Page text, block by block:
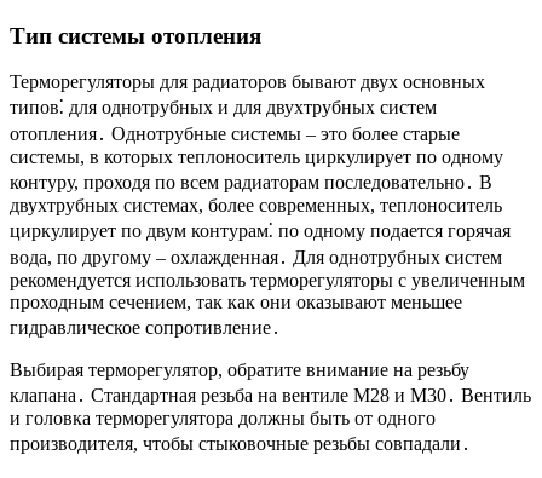
Тип системы отопления
Терморегуляторы для радиаторов бывают двух основных
типов⁚ для однотрубных и для двухтрубных систем
отопления․ Однотрубные системы – это более старые
системы, в которых теплоноситель циркулирует по одному
контуру, проходя по всем радиаторам последовательно․ В
двухтрубных системах, более современных, теплоноситель
циркулирует по двум контурам⁚ по одному подается горячая
вода, по другому – охлажденная․ Для однотрубных систем
рекомендуется использовать терморегуляторы с увеличенным
проходным сечением, так как они оказывают меньшее
гидравлическое сопротивление․
Выбирая терморегулятор, обратите внимание на резьбу
клапана․ Стандартная резьба на вентиле М28 и М30․ Вентиль
и головка терморегулятора должны быть от одного
производителя, чтобы стыковочные резьбы совпадали․